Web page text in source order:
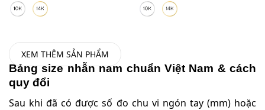
XEM THÊM SẢN PHẨM
Bảng size nhẫn nam chuẩn Việt Nam & cách
quy đổi
Sau khi đã có được số đo chu vi ngón tay (mm) hoặc